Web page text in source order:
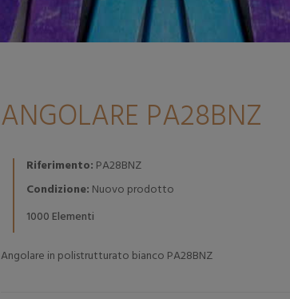
ANGOLARE PA28BNZ
Riferimento: PA28BNZ
Condizione: Nuovo prodotto
1000 Elementi
Angolare in polistrutturato bianco PA28BNZ